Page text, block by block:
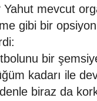
Yahut mevcut
gibi bir
bir
kadarı ile
biraz da